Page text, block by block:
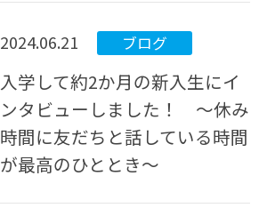
2024.06.21 ブログ
入学して約2か月の新入生にイ
ンタビューしました！ ～休み
時間に友だちと話している時間
が最高のひととき～